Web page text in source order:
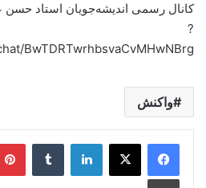
کانال رسمی اندیشه‌جویان استاد
?
BwTDRTwrhbsvaCvMHwNBrg
واکنش
لینکدین ‫تامبلر
چاپ